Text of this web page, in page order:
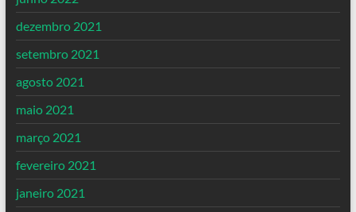
dezembro 2021
setembro 2021
agosto 2021
maio 2021
março 2021
fevereiro 2021
janeiro 2021